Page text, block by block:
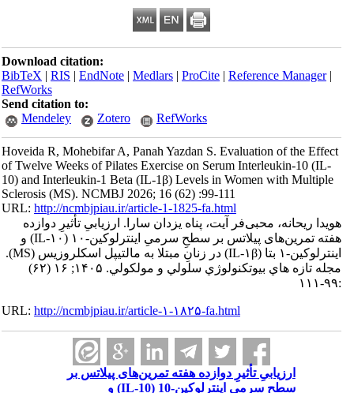
Download citation:
BibTeX| RIS|EndNote|Medlars|ProCite|
Send citation to:
Mendeley
Zotero
Hoveida R, Mohebifar A, Panah Yazdan S. Evaluation
of Twelve Weeks of Pilates Exercise on Serum
10) and Interleukin-1 Beta (IL-1β) Levels in Women
Sclerosis (MS). NCMBJ 2026; 16 (62) :99-111
URL:http://ncmbjpiau.ir/article-1-1825-fa.html
محبی‌فر آیت، پناه یزدان سارا. ارزیابیِ تأثیرِ دوازده
هفته تمرین‌های پیلاتس بر سطحِ سرمیِ اینترلوکین-۱۰ (IL-۱۰) و
اینترلوکین-۱ بتا (IL-۱β) در زنانِ مبتلا به مالتیپل اسکلروزیس (MS).
مجله تازه هاي بيوتكنولوژي سلولي و مولكولي. ۱۴۰۵; ۱۶ (۶۲)
URL:http://ncmbjpiau.ir/article-۱-۱۸۲۵-fa.html
تأثیرِ دوازده هفته تمرین‌های پیلاتس بر
سطحِ سرمیِ اینترلوکین-10 (IL-10) و